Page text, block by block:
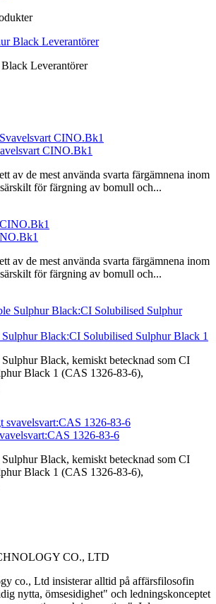
Leverantörer
CINO.Bk1
av de mest använda svarta färgämnena inom
för färgning av bomull och...
av de mest använda svarta färgämnena inom
för färgning av bomull och...
Sulphur Black:CI Solubilised Sulphur Black 1
Black, kemiskt betecknad som CI
Black 1 (CAS 1326-83-6),
1326-83-6
Black, kemiskt betecknad som CI
Black 1 (CAS 1326-83-6),
CO., LTD
co., Ltd insisterar alltid på affärsfilosofin
nytta, ömsesidighet" och ledningskonceptet